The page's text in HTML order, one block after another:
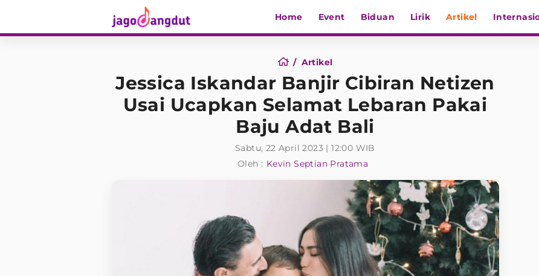
Home Event Biduan Lirik Artikel
Artikel
Jessica Iskandar Banjir Cibiran Netizen
Usai Ucapkan Selamat Lebaran Pakai
Baju Adat Bali
Sabtu, 22 April 2023 | 12:00 WIB
Oleh : Kevin Septian Pratama